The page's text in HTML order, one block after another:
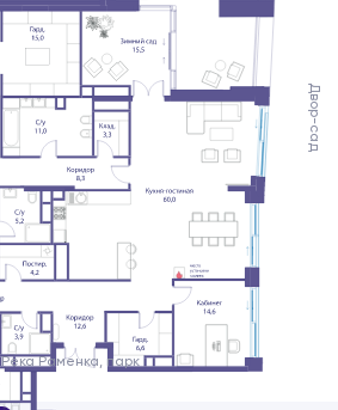
Двор-сад
Река Раменка, парк